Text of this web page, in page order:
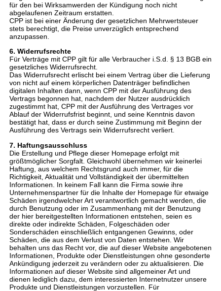
für den bei Wirksamwerden der Kündigung noch nicht
abgelaufenen Zeitraum erstatten.
CPP ist bei einer Änderung der gesetzlichen Mehrwertsteuer
stets berechtigt, die Preise unverzüglich entsprechend
anzupassen.
6. Widerrufsrechte
Für Verträge mit CPP gilt für alle Verbraucher i.S.d. § 13 BGB ein
gesetzliches Widerrufsrecht.
Das Widerrufsrecht erlischt bei einem Vertrag über die Lieferung
von nicht auf einem körperlichen Datenträger befindlichen
digitalen Inhalten dann, wenn CPP mit der Ausführung des
Vertrags begonnen hat, nachdem der Nutzer ausdrücklich
zugestimmt hat, CPP mit der Ausführung des Vertrages vor
Ablauf der Widerrufsfrist beginnt, und seine Kenntnis davon
bestätigt hat, dass er durch seine Zustimmung mit Beginn der
Ausführung des Vertrags sein Widerrufsrecht verliert.
7. Haftungsausschluss
Die Erstellung und Pflege dieser Homepage erfolgt mit
größtmöglicher Sorgfalt. Gleichwohl übernehmen wir keinerlei
Haftung, aus welchem Rechtsgrund auch immer, für die
Richtigkeit, Aktualität und Vollständigkeit der übermittelten
Informationen. In keinem Fall kann die Firma sowie ihre
Unternehmenspartner für die Inhalte der Homepage für etwaige
Schäden irgendwelcher Art verantwortlich gemacht werden, die
durch Benutzung oder im Zusammenhang mit der Benutzung
der hier bereitgestellten Informationen entstehen, seien es
direkte oder indirekte Schäden, Folgeschäden oder
Sonderschäden einschließlich entgangenen Gewinns, oder
Schäden, die aus dem Verlust von Daten entstehen. Wir
behalten uns das Recht vor, die auf dieser Website angebotenen
Informationen, Produkte oder Dienstleistungen ohne gesonderte
Ankündigung jederzeit zu verändern oder zu aktualisieren. Die
Informationen auf dieser Website sind allgemeiner Art und
dienen lediglich dazu, dem interessierten Internetnutzer unsere
Produkte und Dienstleistungen vorzustellen. Für